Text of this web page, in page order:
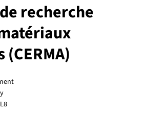
recherche
(CERMA)